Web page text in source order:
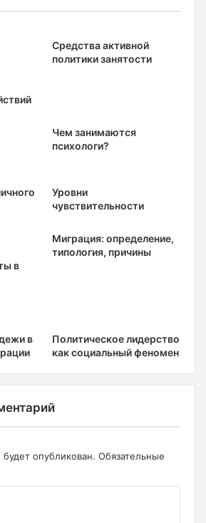
Средства активной
политики занятости
Чем занимаются
психологи?
Уровни
чувствительности
в
Миграция: определение,
типология, причины
в
Политическое лидерство
как социальный феномен
опубликован. Обязательные